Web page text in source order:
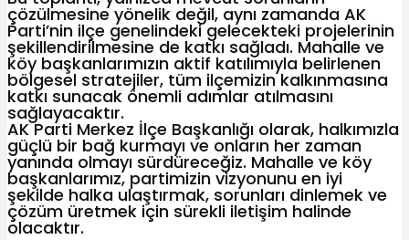
çözülmesine yönelik değil, aynı zamanda AK
Parti’nin ilçe genelindeki gelecekteki projelerinin
şekillendirilmesine de katkı sağladı. Mahalle ve
köy başkanlarımızın aktif katılımıyla belirlenen
bölgesel stratejiler, tüm ilçemizin kalkınmasına
katkı sunacak önemli adımlar atılmasını
sağlayacaktır.
AK Parti Merkez İlçe Başkanlığı olarak, halkımızla
güçlü bir bağ kurmayı ve onların her zaman
yanında olmayı sürdüreceğiz. Mahalle ve köy
başkanlarımız, partimizin vizyonunu en iyi
şekilde halka ulaştırmak, sorunları dinlemek ve
çözüm üretmek için sürekli iletişim halinde
olacaktır.